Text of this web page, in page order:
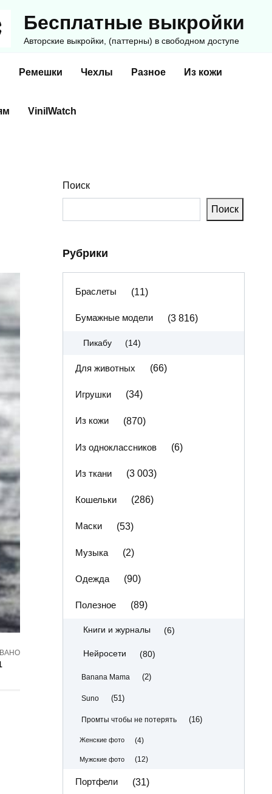
Бесплатные выкройки
Авторские выкройки, (паттерны) в свободном доступе
Ремешки Чехлы Разное Из кожи
VinilWatch
Поиск
Поиск
Рубрики
Браслеты (11)
Бумажные модели (3 816)
Пикабу (14)
Для животных (66)
Игрушки (34)
Из кожи (870)
Из одноклассников (6)
Из ткани (3 003)
Кошельки (286)
Маски (53)
Музыка (2)
Одежда (90)
Полезное (89)
Книги и журналы (6)
Нейросети (80)
Banana Mama (2)
Suno (51)
Промты чтобы не потерять (16)
Женские фото (4)
Мужские фото (12)
Портфели (31)